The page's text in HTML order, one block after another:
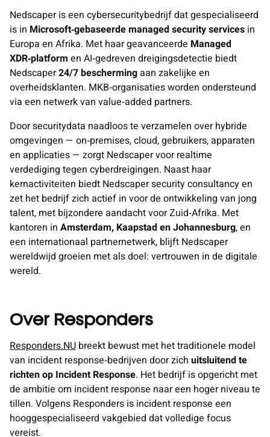
Nedscaper is een cybersecuritybedrijf dat gespecialiseerd
is in Microsoft‑gebaseerde managed security services in
Europa en Afrika. Met haar geavanceerde Managed
XDR‑platform en AI‑gedreven dreigingsdetectie biedt
Nedscaper24/7 beschermingaan zakelijke en
overheidsklanten. MKB‑organisaties worden ondersteund
via een netwerk van value‑added partners.
Door securitydata naadloos te verzamelen over hybride
omgevingen — on‑premises, cloud, gebruikers, apparaten
en applicaties — zorgt Nedscaper voor realtime
verdediging tegen cyberdreigingen. Naast haar
kernactiviteiten biedt Nedscaper security consultancy en
zet het bedrijf zich actief in voor de ontwikkeling van jong
talent, met bijzondere aandacht voor Zuid‑Afrika. Met
kantoren in Amsterdam, Kaapstad en Johannesburg, en
een internationaal partnernetwerk, blijft Nedscaper
wereldwijd groeien met als doel: vertrouwen in de digitale
wereld.
Over Responders
Responders.NU breekt bewust met het traditionele model
van incident response‑bedrijven door zich uitsluitend te
richten op Incident Response. Het bedrijf is opgericht met
de ambitie om incident response naar een hoger niveau te
tillen. Volgens Responders is incident response een
hooggespecialiseerd vakgebied dat volledige focus
vereist.